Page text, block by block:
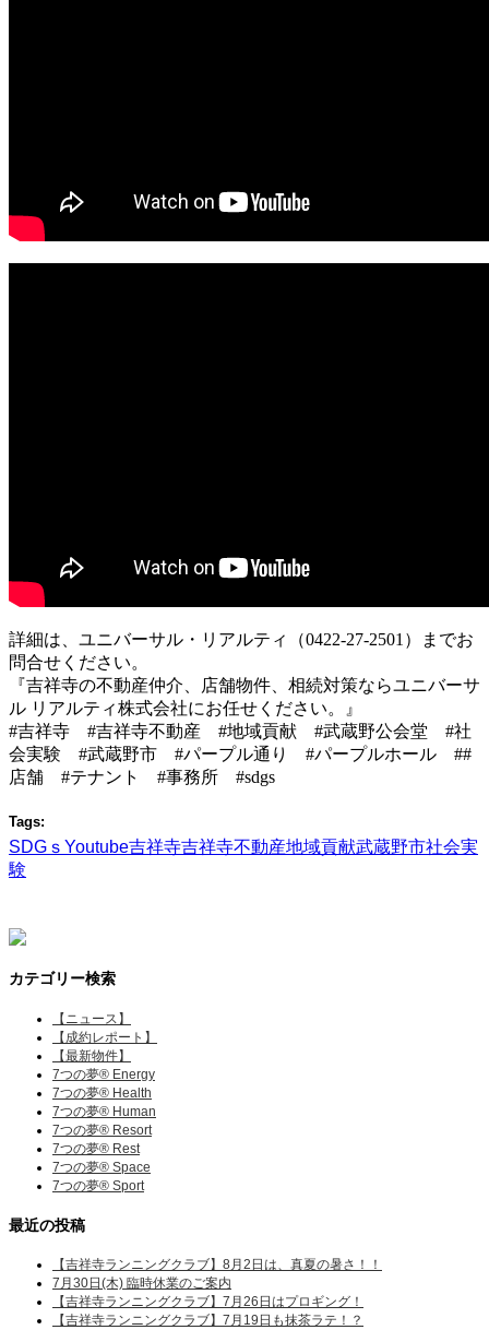
詳細は、ユニバーサル・リアルティ（0422-27-2501）までお
問合せください。
『吉祥寺の不動産仲介、店舗物件、相続対策ならユニバーサ
ル リアルティ株式会社にお任せください。』
#吉祥寺 #吉祥寺不動産 #地域貢献 #武蔵野公会堂 #社
会実験 #武蔵野市 #パープル通り #パープルホール ##
店舗 #テナント #事務所 #sdgs
Tags:
SDGｓ Youtube吉祥寺吉祥寺不動産地域貢献武蔵野市社会実
験
カテゴリー検索
【ニュース】
【成約レポート】
【最新物件】
7つの夢® Energy
7つの夢® Health
7つの夢® Human
7つの夢® Resort
7つの夢® Rest
7つの夢® Space
7つの夢® Sport
最近の投稿
【吉祥寺ランニングクラブ】8月2日は、真夏の暑さ！！
7月30日(木) 臨時休業のご案内
【吉祥寺ランニングクラブ】7月26日はプロギング！
【吉祥寺ランニングクラブ】7月19日も抹茶ラテ！？